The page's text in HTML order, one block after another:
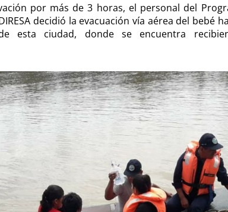
por más de 3 horas, el personal del
decidió la evacuación vía aérea del bebé
esta ciudad, donde se encuentra